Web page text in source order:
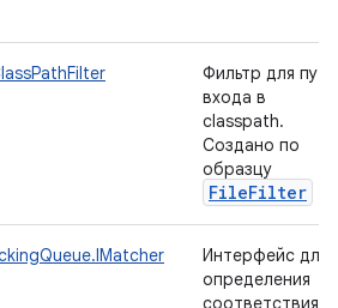
Фильтр для
входа в
classpath.
Создано по
образцу
FileFilter
Интерфейс для
определения
соответствия